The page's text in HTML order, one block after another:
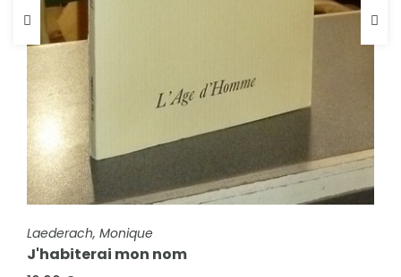
FICHE COMPLÈTE
Laederach, Monique
J'habiterai mon nom
FICHE COMPLÈTE
Perpère, Guy
Triptyque, suivi de Question ouverte